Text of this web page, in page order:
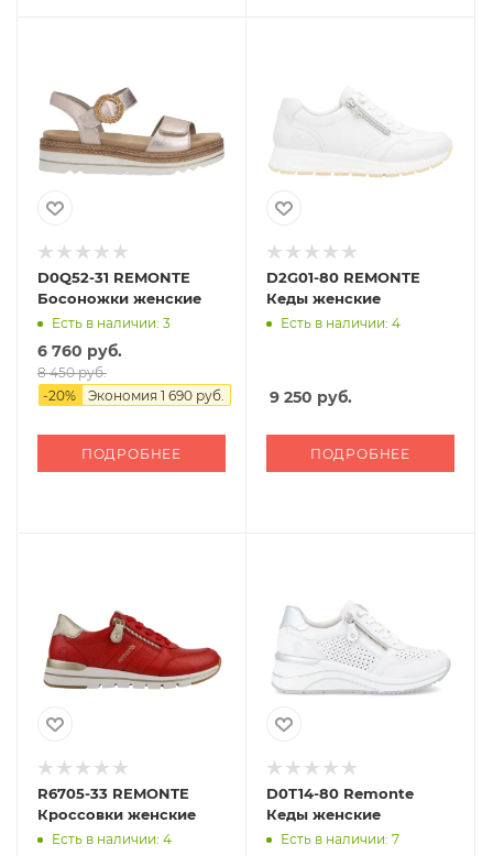
D0Q52-31 REMONTE
Босоножки женские
Есть в наличии: 3
6 760 руб.
8 450 руб.
-20% Экономия 1 690 руб.
ПОДРОБНЕЕ
D2G01-80 REMONTE
Кеды женские
Есть в наличии: 4
9 250 руб.
ПОДРОБНЕЕ
R6705-33 REMONTE
Кроссовки женские
Есть в наличии: 4
D0T14-80 Remonte
Кеды женские
Есть в наличии: 7